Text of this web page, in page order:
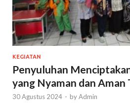
KEGIATAN
Penyuluhan
yang Nyaman dan Aman
30 Agustus 2024 - byAdmin